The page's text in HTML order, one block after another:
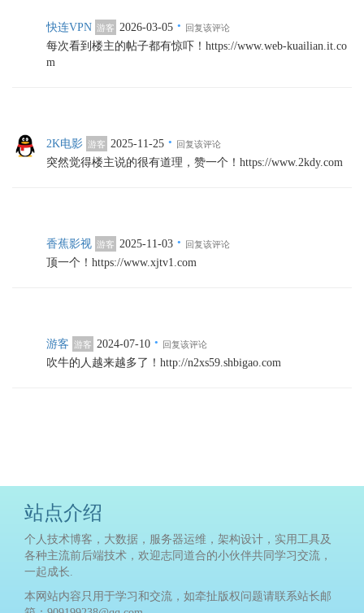
快连VPN 游客 2026-03-05 · 回复该评论
每次看到楼主的帖子都有惊吓！https://www.web-kuailian.it.co
m
2K电影 游客 2025-11-25 · 回复该评论
突然觉得楼主说的很有道理，赞一个！https://www.2kdy.com
香蕉影视 游客 2025-11-03 · 回复该评论
顶一个！https://www.xjtv1.com
游客 游客 2024-07-10 · 回复该评论
吹牛的人越来越多了！http://n2xs59.shbigao.com
站点介绍
个人技术博客，大数据，服务器运维，架构设计，实用工具及
各种主流前后端技术，欢迎志同道合的小伙伴共同学习交流，
一起成长.
本网站内容只用于学习和交流，如牵扯版权问题请联系站长邮